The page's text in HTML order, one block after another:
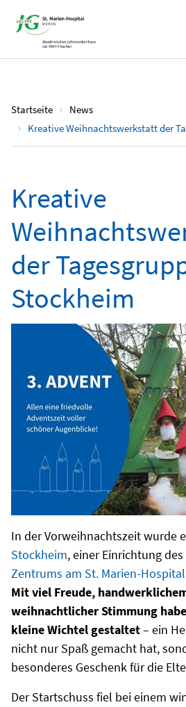
Startseite
News
Kreative Weihnachtswerkstatt der
Kreative
der
Stockheim
In der Vorweihnachtszeit wurde
Stockheim, einer Einrichtung des
Zentrums am St. Marien-Hospital
Mit viel Freude,
weihnachtlicher Stimmung
kleine Wichtel gestaltet– ein
nicht nur Spaß gemacht hat,
besonderes Geschenk für die
Der Startschuss fiel bei einem